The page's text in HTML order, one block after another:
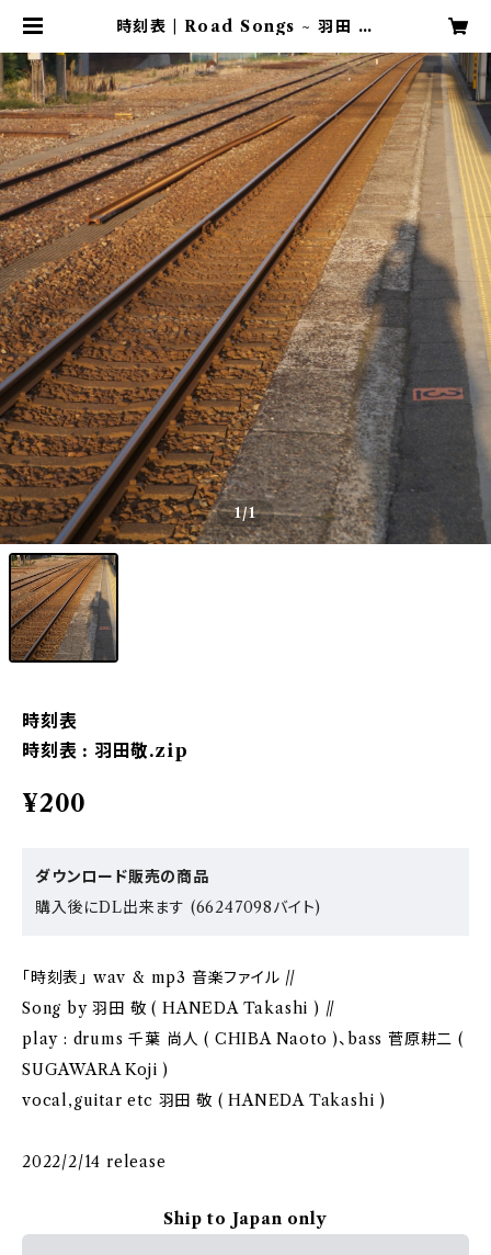
時刻表 | Road Songs ~ 羽田 敬
1/1
時刻表
時刻表 : 羽田敬.zip
¥200
ダウンロード販売の商品
購入後にDL出来ます (66247098バイト)
「時刻表」 wav & mp3 音楽ファイル //
Song by 羽田 敬 ( HANEDA Takashi ) //
play : drums 千葉 尚人 ( CHIBA Naoto )、bass 菅原耕二 (
SUGAWARA Koji )
vocal,guitar etc 羽田 敬 ( HANEDA Takashi )
2022/2/14 release
Ship to Japan only